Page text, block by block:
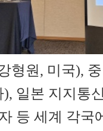
형원 , 미국),
), 일본 지지통
등 세계 각국